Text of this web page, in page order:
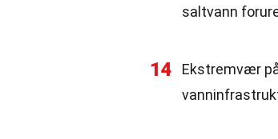
saltvann
14
Ekstremvær